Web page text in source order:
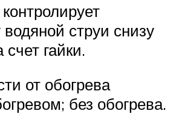
водяной струи снизу
гайки.
от обогрева
без обогрева.